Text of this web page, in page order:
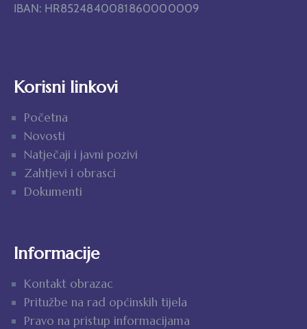
IBAN: HR8524840081860000009
Korisni linkovi
Početna
Novosti
Natječaji i javni pozivi
Zahtjevi i obrasci
Dokumenti
Informacije
Kontakt obrazac
Pritužbe na rad općinskih tijela
Pravo na pristup informacijama